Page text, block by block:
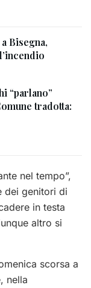
Bisegna,
“parlano”
tradotta:
nel tempo”,
dei genitori di
in testa
altro si
scorsa a
nella